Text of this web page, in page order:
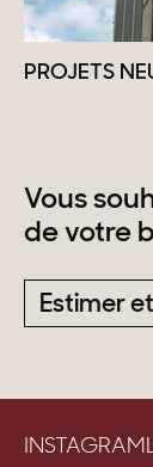
PROJETS
Vous
de votre
Estimer
INSTAGRAM